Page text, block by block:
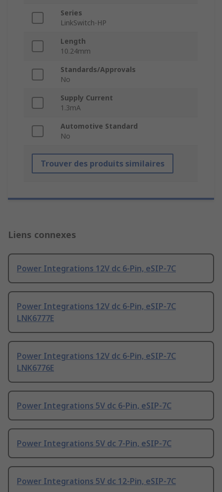
Series
LinkSwitch-HP
Length
10.24mm
Standards/Approvals
No
Supply Current
1.3mA
Automotive Standard
No
Trouver des produits similaires
Liens connexes
Power Integrations 12V dc 6-Pin, eSIP-7C
Power Integrations 12V dc 6-Pin, eSIP-7C
LNK6777E
Power Integrations 12V dc 6-Pin, eSIP-7C
LNK6776E
Power Integrations 5V dc 6-Pin, eSIP-7C
Power Integrations 5V dc 7-Pin, eSIP-7C
Power Integrations 5V dc 12-Pin, eSIP-7C